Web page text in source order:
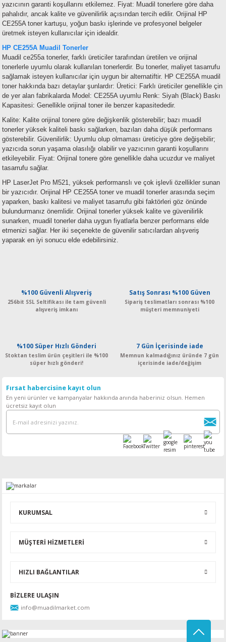
yazıcının garanti koşullarını etkilemez. Fiyat: Muadil tonerlere göre daha
pahalıdır, ancak kalite ve güvenilirlik açısından tercih edilir. Orijinal HP
CE255A toner kartuşu, yoğun baskı işlerinde ve profesyonel belgeler
üretmek isteyen kullanıcılar için idealdir.
HP CE255A Muadil Tonerler
Muadil ce255a tonerler, farklı üreticiler tarafından üretilen ve orijinal
tonerlerle uyumlu olarak kullanılan tonerlerdir. Bu tonerler, maliyet tasarrufu
sağlamak isteyen kullanıcılar için uygun bir alternatiftir. HP CE255A muadil
toner hakkında bazı detaylar şunlardır: Üretici: Farklı üreticiler genellikle çin
de yer alan fabrikalarda Model: CE255A uyumlu Renk: Siyah (Black) Baskı
Kapasitesi: Genellikle orijinal toner ile benzer kapasitededir.
Kalite: Kalite orijinal tonere göre değişkenlik gösterebilir; bazı muadil
tonerler yüksek kaliteli baskı sağlarken, bazıları daha düşük performans
gösterebilir. Güvenilirlik: Uyumlu olup olmaması üreticiye göre değişebilir;
yazıcıda sorun yaşama olasılığı olabilir ve yazıcının garanti koşullarını
etkileyebilir. Fiyat: Orijinal tonere göre genellikle daha ucuzdur ve maliyet
tasarrufu sağlar.
HP LaserJet Pro M521, yüksek performanslı ve çok işlevli özellikler sunan
bir yazıcıdır. Orijinal HP CE255A toner ve muadil tonerler arasında seçim
yaparken, baskı kalitesi ve maliyet tasarrufu gibi faktörleri göz önünde
bulundurmanız önemlidir. Orijinal tonerler yüksek kalite ve güvenilirlik
sunarken, muadil tonerler daha uygun fiyatlarla benzer performans elde
etmenizi sağlar. Her iki seçenekte de güvenilir satıcılardan alışveriş
yaparak en iyi sonucu elde edebilirsiniz.
%100 Güvenli Alışveriş
256bit SSL Seltifikası ile tam güvenli
alışveriş imkanı
Satış Sonrası %100 Güven
Sipariş teslimatları sonrası %100
müşteri memnuniyeti
%100 Süper Hızlı Gönderi
Stoktan teslim ürün çeşitleri ile %100
süper hızlı gönderi!
7 Gün İçerisinde iade
Memnun kalmadığınız üründe 7 gün
içerisinde iade/değişim
Fırsat habercisine kayıt olun
En yeni ürünler ve kampanyalar hakkında anında haberiniz olsun. Hemen
ücretsiz kayıt olun
KURUMSAL
MÜŞTERİ HİZMETLERİ
HIZLI BAĞLANTILAR
BİZLERE ULAŞIN
info@muadilmarket.com